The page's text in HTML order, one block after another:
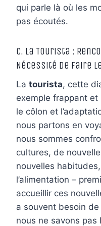
qui parle là où les
pas écoutés.
C. La Tourista :
Nécessité de Faire
La tourista, cette
exemple frappant
le côlon et
nous partons en
nous sommes
cultures, de
nouvelles
l’alimentation –
accueillir ces
a souvent besoin de
nous ne savons